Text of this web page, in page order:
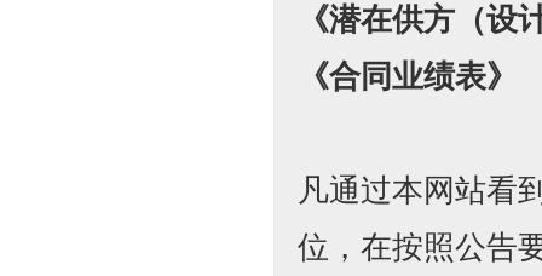
《潜在供方（设
《合同业绩表》
凡通过本网站看
位，在按照公告